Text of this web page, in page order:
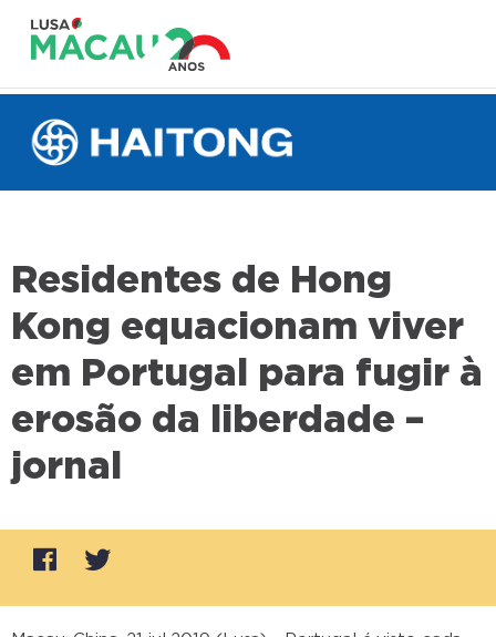
Residentes de Hong
Kong equacionam viver
em Portugal para fugir à
erosão da liberdade –
jornal